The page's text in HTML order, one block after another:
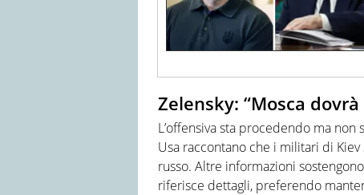
Zelensky: “Mosca
L’offensiva sta procedendo ma
Usa raccontano che i militari di
russo. Altre informazioni
riferisce dettagli, preferendo